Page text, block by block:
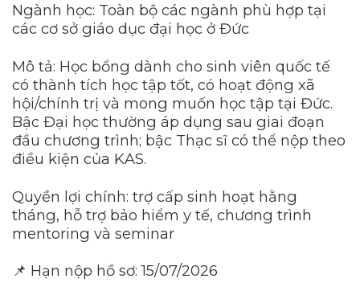
Ngành học: Toàn bộ các ngành phù hợp tại
các cơ sở giáo dục đại học ở Đức
Mô tả: Học bổng dành cho sinh viên quốc tế
có thành tích học tập tốt, có hoạt động xã
hội/chính trị và mong muốn học tập tại Đức.
Bậc Đại học thường áp dụng sau giai đoạn
đầu chương trình; bậc Thạc sĩ có thể nộp theo
điều kiện của KAS.
Quyền lợi chính: trợ cấp sinh hoạt hằng
tháng, hỗ trợ bảo hiểm y tế, chương trình
mentoring và seminar
📌 Hạn nộp hồ sơ: 15/07/2026